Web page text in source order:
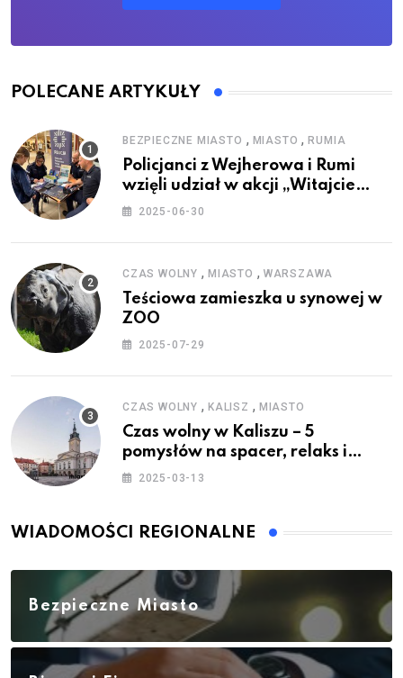
POLECANE ARTYKUŁY
BEZPIECZNE MIASTO , MIASTO ,RUMIA
Policjanci z Wejherowa i Rumi
wzięli udział w akcji „Witajcie
Wakacje”
2025-06-30
CZAS WOLNY , MIASTO , WARSZAWA
Teściowa zamieszka u synowej w
ZOO
2025-07-29
CZAS WOLNY , KALISZ , MIASTO
Czas wolny w Kaliszu – 5
pomysłów na spacer, relaks i
rodzinne atrakcje
2025-03-13
WIADOMOŚCI REGIONALNE
Bezpieczne Miasto